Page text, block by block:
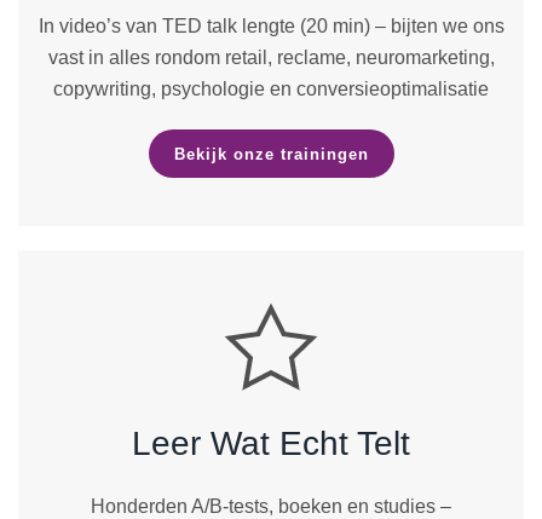
In video’s van TED talk lengte(20 min) – bijten we ons
vast in alles rondom retail, reclame, neuromarketing,
copywriting, psychologie en conversieoptimalisatie
Bekijk onze trainingen
Leer Wat Echt Telt
Honderden A/B-tests, boeken en studies –